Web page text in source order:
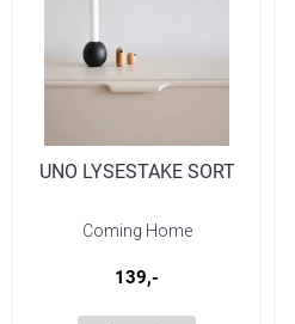
UNO LYSESTAKE SORT
Coming Home
139,-